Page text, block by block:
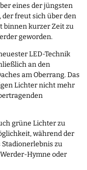
eines der jüngsten
freut sich über den
binnen kurzer Zeit zu
geworden.
LED-Technik
an den
am Oberrang. Das
Lichter nicht mehr
grüne Lichter zu
während der
zu
Hymne oder